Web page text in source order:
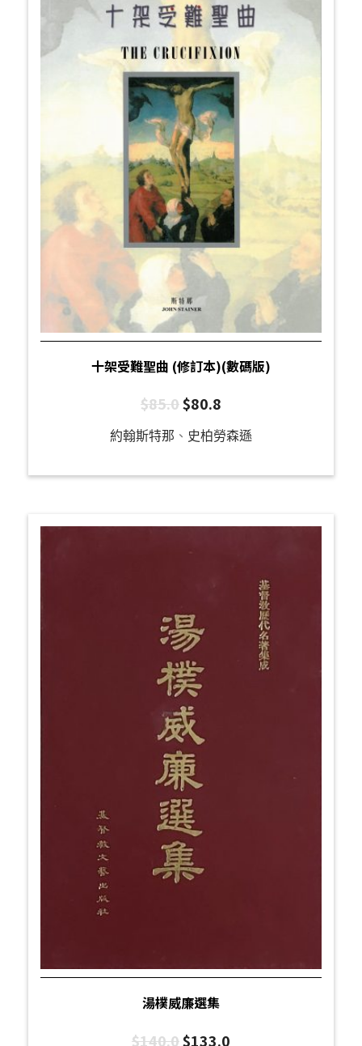
十架受難聖曲 (修訂本)(數碼版)
$85.0$80.8
約翰斯特那 、 史柏勞森遜
湯樸威廉選集
$140.0$133.0